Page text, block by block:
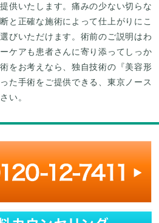
供いたします。痛みの少ない切らな
と正確な施術によって仕上がりにこ
びいただけます。術前のご説明はわ
ケアも患者さんに寄り添ってしっか
をお考えなら、独自技術の『美容形
た手術をご提供できる、東京ノース
い。